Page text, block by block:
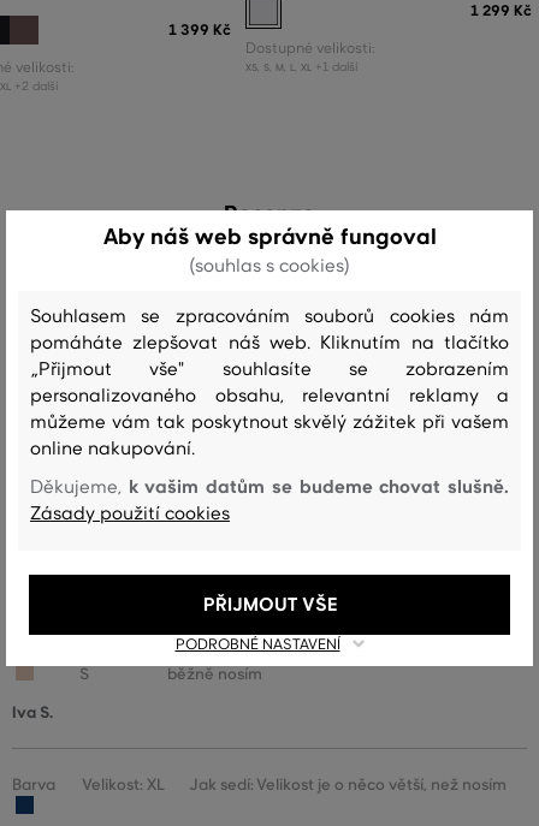
1 399 Kč
velikosti:
XL +2 další
1 299 Kč
Dostupné velikosti:
XS S M L XL +1 další
Recenze
JAK SEDĚLA VYBRANÁ VELIKOST NAŠIM ZÁKAZNÍKŮM
Velikost je o hodně menší, než
nosím
0
Velikost je o něco menší, než nosím 0
Velikost odpovídá velikosti, kterou
běžně nosím
Velikost je o něco větší, než nosím 1
S
Jak sedí: Velikost odpovídá velikosti, kterou
běžně nosím
Iva S.
Barva Velikost: XL Jak sedí: Velikost je o něco větší, než nosím
Aby náš web správně fungoval
(souhlas s cookies)
Souhlasem se zpracováním souborů cookies nám
pomáháte zlepšovat náš web. Kliknutím na tlačítko
„Přijmout vše" souhlasíte se zobrazením
personalizovaného obsahu, relevantní reklamy a
můžeme vám tak poskytnout skvělý zážitek při vašem
online nakupování.
Děkujeme, k vašim datům se budeme chovat slušně.
Zásady použití cookies
PODROBNÉ NASTAVENÍ
PŘIJMOUT VŠE